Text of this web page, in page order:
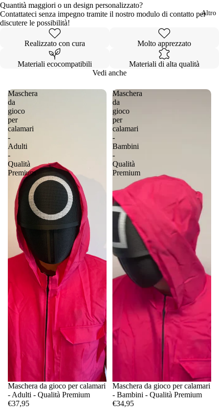
Altro
Quantità maggiori o un design personalizzato?
Contattateci senza impegno tramite il nostro modulo di contatto per
discutere le possibilità!
Realizzato con cura Molto apprezzato
Materiali ecocompatibili
Materiali di alta qualità
Vedi anche
Maschera
da
gioco
per
calamari
-
Adulti
-
Qualità
Premium
Maschera da gioco per calamari
- Adulti - Qualità Premium
€37,95
Maschera
da
gioco
per
calamari
-
Bambini
-
Qualità
Premium
Maschera da gioco per calamari
- Bambini - Qualità Premium
€34,95